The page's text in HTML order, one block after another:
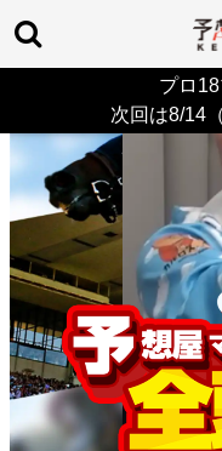
プロ
次回は8/14
> 26/8/9 (日)